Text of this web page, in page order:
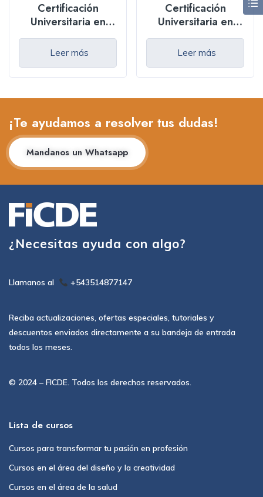
Certificación
Universitaria en
Fotografía – Online
Leer más
Certificación
Universitaria en
Fotografía –
Presencial
Leer más
¡Te ayudamos a resolver tus dudas!
Mandanos un Whatsapp
¿Necesitas ayuda con algo?
Llamanos al +543514877147
Reciba actualizaciones, ofertas especiales, tutoriales y
descuentos enviados directamente a su bandeja de entrada
todos los meses.
© 2024 – FICDE. Todos los derechos reservados.
Lista de cursos
Cursos para transformar tu pasión en profesión
Cursos en el área del diseño y la creatividad
Cursos en el área de la salud